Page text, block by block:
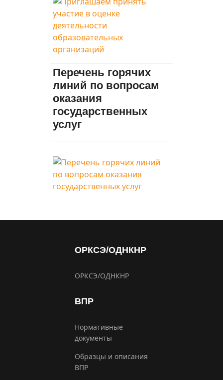
Перечень горячих
линий по вопросам
оказания
государственных
услуг
ОРКСЭ/ОДНКНР
ОРКСЭ/ОДНКНР
ВПР
Нормативные
документы
Образцы и описания
ВПР